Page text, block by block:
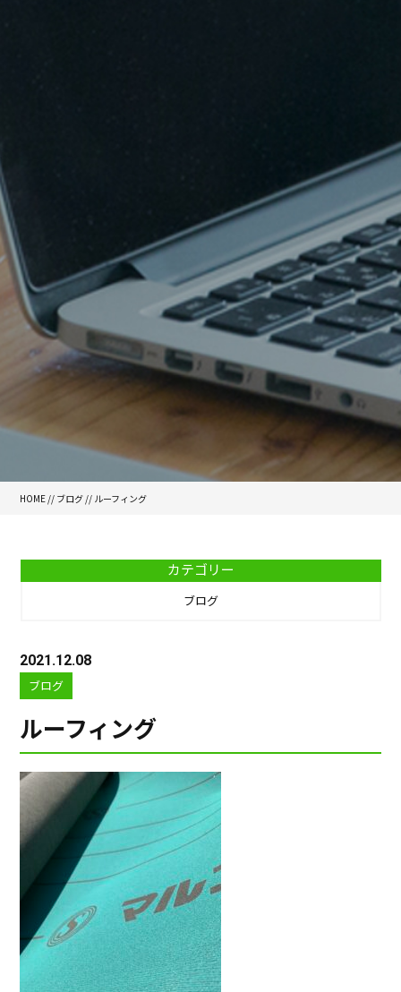
HOME // ブログ // ルーフィング
カテゴリー
ブログ
2021.12.08
ブログ
ルーフィング